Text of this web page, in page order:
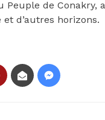
Peuple de
d’autres horizons.